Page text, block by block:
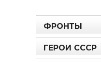
ФРОНТЫ
ГЕРОИ СССР